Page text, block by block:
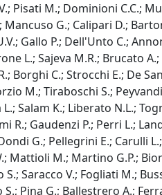
Pisati M.; Dominioni C.C.;
G.; Calipari D.;
Gallo P.; Dell'Unto C.;
L.; Sajeva M.R.; Brucato
Borghi C.; Strocchi E.; De
M.; Tiraboschi S.;
Salam K.; Liberato N.L.;
R.; Gaudenzi P.; Perri L.;
G.; Pellegrini E.; Carulli
Mattioli M.; Martino G.P.;
Saracco V.; Fogliati M.;
Pina G.; Ballestrero A.;